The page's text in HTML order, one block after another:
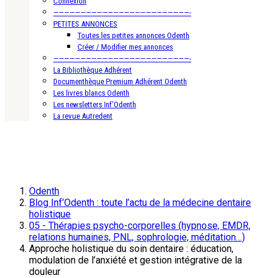
—————————————————————————-
PETITES ANNONCES
Toutes les petites annonces Odenth
Créer / Modifier mes annonces
—————————————————————————-
La Bibliothèque Adhérent
Documenthèque Premium Adhérent Odenth
Les livres blancs Odenth
Les newsletters Inf’Odenth
La revue Autredent
Odenth
Blog Inf’Odenth : toute l’actu de la médecine dentaire
holistique
05 - Thérapies psycho-corporelles (hypnose, EMDR,
relations humaines, PNL, sophrologie, méditation…)
Approche holistique du soin dentaire : éducation,
modulation de l’anxiété et gestion intégrative de la
douleur